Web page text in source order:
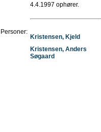
4.4.1997 ophører.
Personer:
Kristensen, Kjeld
Kristensen, Anders
Søgaard